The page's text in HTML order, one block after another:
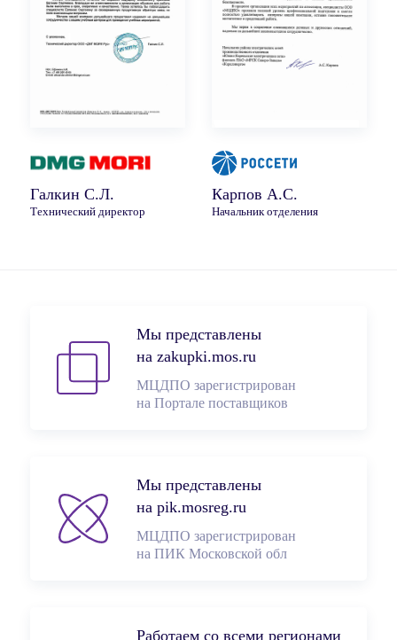
Галкин С.Л.
Технический директор
Карпов А.С.
Начальник отделения
Мы представлены
на zakupki.mos.ru
МЦДПО зарегистрирован
на Портале поставщиков
Мы представлены
на pik.mosreg.ru
МЦДПО зарегистрирован
на ПИК Московской обл
Работаем со всеми регионами